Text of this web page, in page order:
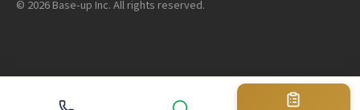
© 2026 Base-up Inc. All rights reserved.